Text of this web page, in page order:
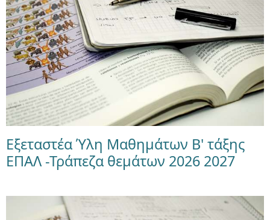
Εξεταστέα Ύλη Μαθημάτων Β' τάξης
ΕΠΑΛ -Τράπεζα θεμάτων 2026 2027